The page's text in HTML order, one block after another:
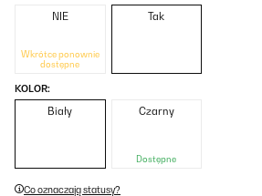
NIE
Wkrótce ponownie
dostępne
Tak
KOLOR:
Biały Czarny
Dostępne
Co oznaczają statusy?